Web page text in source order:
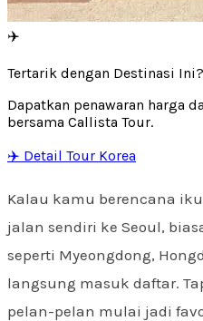
✈️
Tertarik dengan Destinasi Ini?
Dapatkan penawaran harga
bersama Callista Tour.
✈️ Detail Tour Korea
Kalau kamu berencana
jalan sendiri ke Seoul,
seperti Myeongdong,
langsung masuk daftar.
pelan-pelan mulai jadi